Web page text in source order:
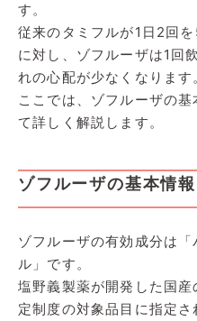
す。
従来のタミフルが1日2回
に対し、ゾフルーザは1回
れの心配が少なくなります
ここでは、ゾフルーザの
て詳しく解説します。
ゾフルーザの基本情
ゾフルーザの有効成分は
ル」です。
塩野義製薬が開発した国
定制度の対象品目に指定